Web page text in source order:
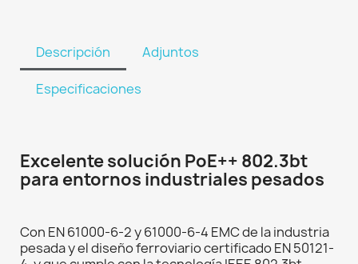
Descripción Adjuntos
Especificaciones
Excelente solución PoE++ 802.3bt
para entornos industriales pesados
Con EN 61000-6-2 y 61000-6-4 EMC de la industria
pesada y el diseño ferroviario certificado EN 50121-